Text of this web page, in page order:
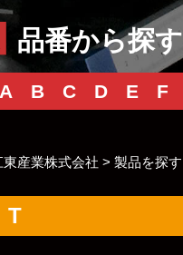
品番から探す
A B C D E F
東産業株式会社 > 製品を探す
T